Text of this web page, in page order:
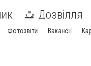
Дозвілля
Фотозвіти Вакансії